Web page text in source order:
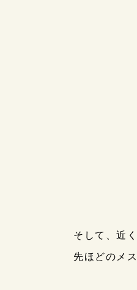
そして、近
先ほどのメ